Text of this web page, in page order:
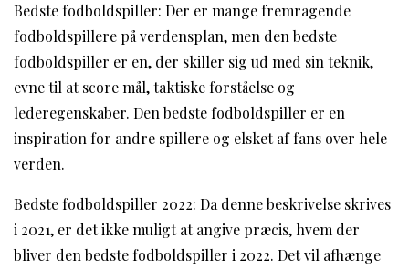
Bedste fodboldspiller: Der er mange fremragende
fodboldspillere på verdensplan, men den bedste
fodboldspiller er en, der skiller sig ud med sin teknik,
evne til at score mål, taktiske forståelse og
lederegenskaber. Den bedste fodboldspiller er en
inspiration for andre spillere og elsket af fans over hele
verden.
Bedste fodboldspiller 2022: Da denne beskrivelse skrives
i 2021, er det ikke muligt at angive præcis, hvem der
bliver den bedste fodboldspiller i 2022. Det vil afhænge